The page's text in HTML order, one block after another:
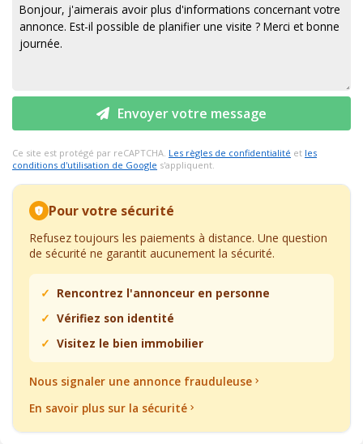
Envoyer votre message
Ce site est protégé par reCAPTCHA. Les règles de confidentialité et les
conditions d'utilisation de Google s'appliquent.
Pour votre sécurité
Refusez toujours les paiements à distance. Une question
de sécurité ne garantit aucunement la sécurité.
Rencontrez l'annonceur en personne
Vérifiez son identité
Visitez le bien immobilier
Nous signaler une annonce frauduleuse
En savoir plus sur la sécurité